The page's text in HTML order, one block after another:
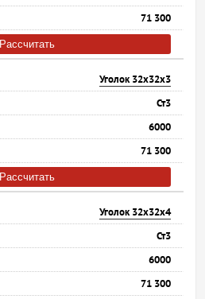
71 300
Рассчитать
Уголок 32х32х3
Ст3
6000
71 300
Рассчитать
Уголок 32х32х4
Ст3
6000
71 300